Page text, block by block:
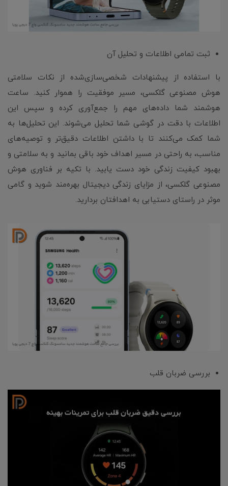
ثبت تمامی اطلاعات و تحلیل آن
با استفاده از پیشنهادات شخصی‌سازی‌شده از نکات سلامتی
هوش مصنوعی گلکسی، مسیر موفقیت را هموار کنید. ساعت
هوشمند شما داده‌های مهم را جمع‌آوری کرده و سپس این
اطلاعات با دقت در گوشی شما تحلیل می‌شوند. این تحلیل‌ها به
شما کمک می‌کنند تا با داشتن اطلاعات دقیق‌تر و توصیه‌های
مناسب، به راحتی در مسیر اهداف خود باقی بمانید و به سلامتی و
بهبود کیفیت زندگی خود دست یابید. با تکیه بر فناوری هوش
مصنوعی گلکسی، از مزایای زندگی دیجیتال بهره‌مند شوید و گامی
موثر در راستای دستیابی به اهدافتان بردارید.
بررسی ضربان قلب